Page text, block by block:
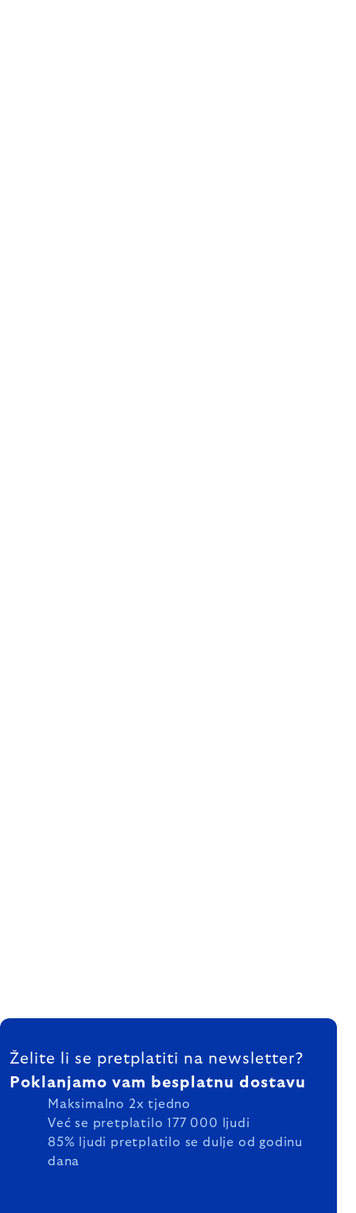
FOOTER
Želite li se pretplatiti na newsletter?
Poklanjamo vam besplatnu dostavu
Maksimalno 2x tjedno
Već se pretplatilo 177 000 ljudi
85% ljudi pretplatilo se dulje od godinu
dana